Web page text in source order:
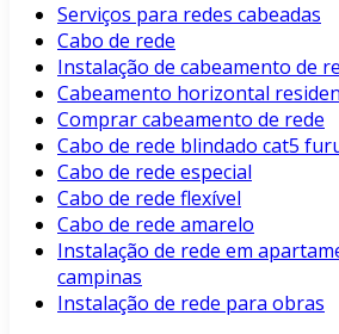
Serviços para redes cabeadas
Cabo de rede
Instalação de cabeamento de
Cabeamento horizontal
Comprar cabeamento de rede
Cabo de rede blindado cat5
Cabo de rede especial
Cabo de rede flexível
Cabo de rede amarelo
Instalação de rede em
campinas
Instalação de rede para obras